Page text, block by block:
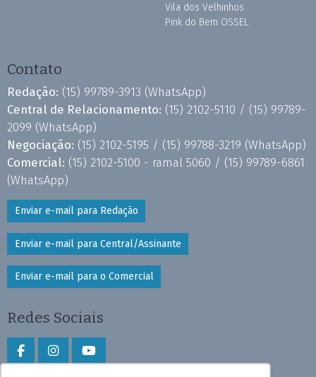
Vila dos Velhinhos
Pink do Bem OSSEL
Contato
Redação: (15) 99789-3913 (WhatsApp)
Central de Relacionamento: (15) 2102-5110 / (15) 99789-
2099 (WhatsApp)
Negociação: (15) 2102-5195 / (15) 99788-3219 (WhatsApp)
Comercial: (15) 2102-5100 - ramal 5060 / (15) 99789-6861
(WhatsApp)
Enviar e-mail para Redação
Enviar e-mail para Central/Assinante
Enviar e-mail para o Comercial
Redes Sociais